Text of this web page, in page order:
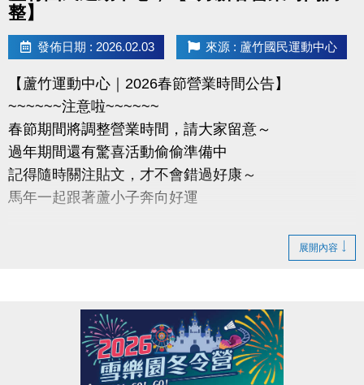
整】
發佈日期 : 2026.02.03 來源 : 蘆竹國民運動中心
【蘆竹運動中心｜2026春節營業時間公告】
~~~~~~注意啦~~~~~~
春節期間將調整營業時間，請大家留意～
過年期間還有驚喜活動偷偷準備中
記得隨時關注貼文，才不會錯過好康～
馬年一起跟著蘆小子奔向好運
【營業時間調整】
2/18(三)初二至2/21(六)初五 營業時間為 08:00-16:00
展開內容